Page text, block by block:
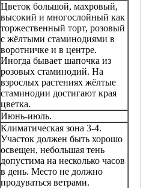
Цветок большой, махровый,
высокий и многослойный как
торжественный торт, розовый
с жёлтыми стаминодиями в
воротничке и в центре.
Иногда бывает шапочка из
розовых стаминодий. На
взрослых растениях жёлтые
стаминодии достигают края
цветка.
Июнь-июль.
Климатическая зона 3-4.
Участок должен быть хорошо
освещен, небольшая тень
допустима на несколько часов
в день. Место не должно
продуваться ветрами.